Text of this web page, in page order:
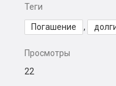
Теги
Погашение ,
Просмотры
22